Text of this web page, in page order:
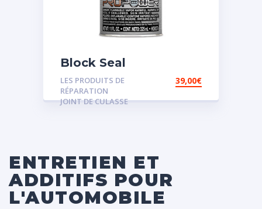
Block Seal
LES PRODUITS DE
RÉPARATION
JOINT DE CULASSE
39,00€
ENTRETIEN ET
ADDITIFS POUR
L'AUTOMOBILE